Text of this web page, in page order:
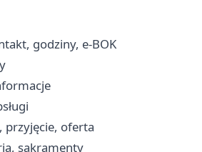
godziny, e-BOK
przyjęcie, oferta
sakramenty